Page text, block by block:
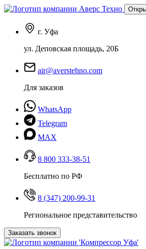
г. Уфа
ул. Деповская площадь, 20Б
air@averstehno.com
Для заказов
WhatsApp
Telegram
MAX
8 800 333-38-51
Бесплатно по РФ
8 (347) 200-99-31
Региональное представительство
Заказать звонок